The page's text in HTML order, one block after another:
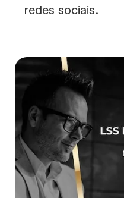
redes sociais.